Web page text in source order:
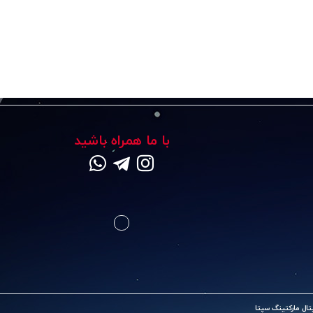
با ما همراه باشید
مارکتینگ سپتا